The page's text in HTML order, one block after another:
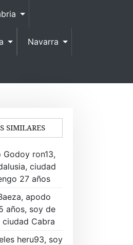
Navarra
SIMILARES
Godoy ron13,
ciudad
27 años
apodo
años, soy de
ciudad Cabra
heru93, soy